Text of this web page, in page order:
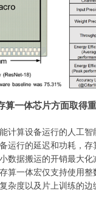
算一体芯片方面取得
计算设备运行的人工智
运行的延迟和功耗，存
数据搬运的开销最大化
算一体宏仅支持使用整
杂度以及片上训练的